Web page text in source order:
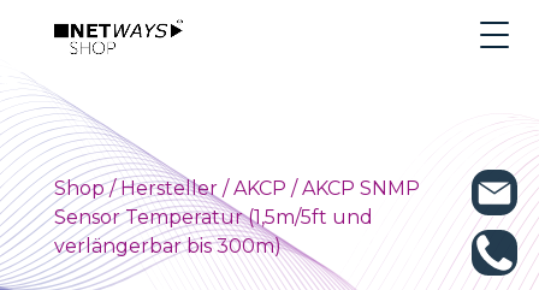
Shop/Hersteller/AKCP / AKCP SNMP
Sensor Temperatur (1,5m/5ft und
verlängerbar bis 300m)